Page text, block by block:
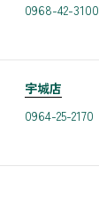
0968-42-3100
宇城店
0964-25-2170